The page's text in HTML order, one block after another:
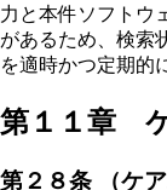
力と本件ソフトウ
があるため、検索
を適時かつ定期的
第１１章
第２８条 （ケ